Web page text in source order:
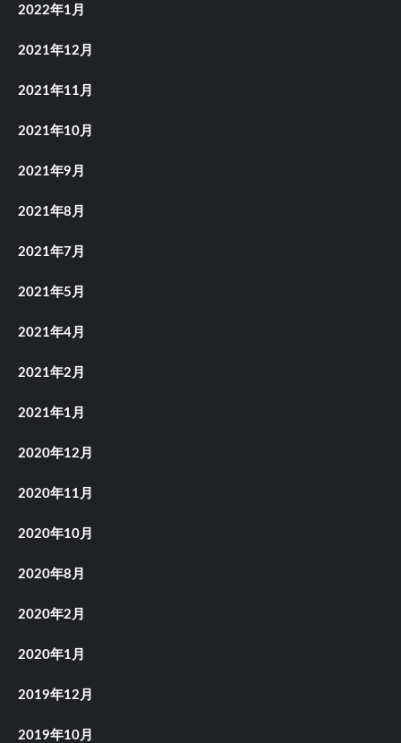
2022年1月
2021年12月
2021年11月
2021年10月
2021年9月
2021年8月
2021年7月
2021年5月
2021年4月
2021年2月
2021年1月
2020年12月
2020年11月
2020年10月
2020年8月
2020年2月
2020年1月
2019年12月
2019年10月